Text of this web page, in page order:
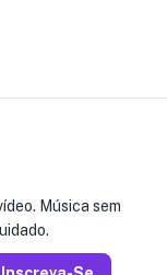
Música sem